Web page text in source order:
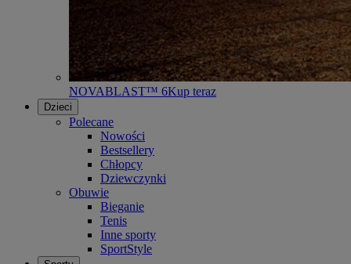
NOVABLAST™ 6Kup teraz
Dzieci
Polecane
Nowości
Bestsellery
Chłopcy
Dziewczynki
Obuwie
Bieganie
Tenis
Inne sporty
SportStyle